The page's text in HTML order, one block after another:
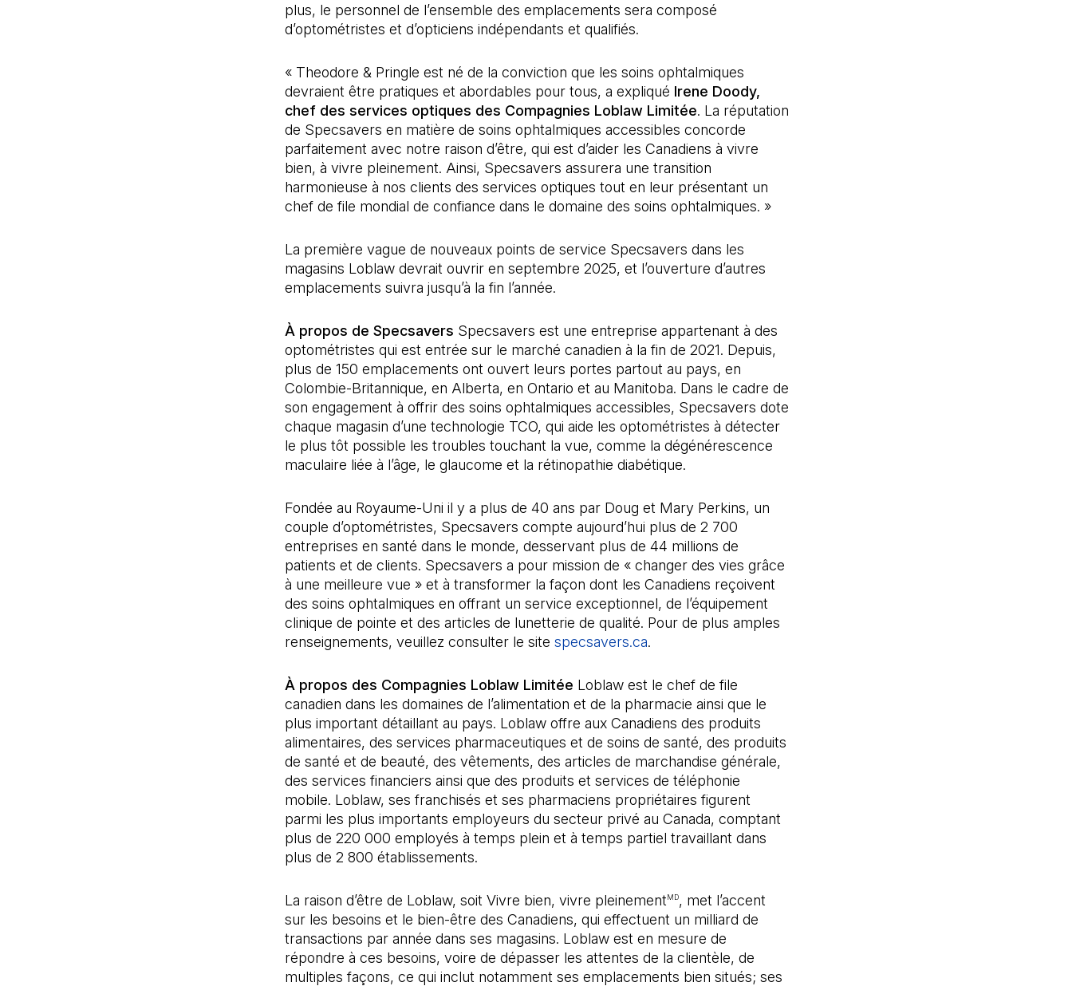
plus, le personnel de l’ensemble des emplacements sera composé
d’optométristes et d’opticiens indépendants et qualifiés.
« Theodore & Pringle est né de la conviction que les soins ophtalmiques
devraient être pratiques et abordables pour tous, a expliqué Irene Doody,
chef des services optiques des Compagnies Loblaw Limitée. La réputation
de Specsavers en matière de soins ophtalmiques accessibles concorde
parfaitement avec notre raison d’être, qui est d’aider les Canadiens à vivre
bien, à vivre pleinement. Ainsi, Specsavers assurera une transition
harmonieuse à nos clients des services optiques tout en leur présentant un
chef de file mondial de confiance dans le domaine des soins ophtalmiques. »
La première vague de nouveaux points de service Specsavers dans les
magasins Loblaw devrait ouvrir en septembre 2025, et l’ouverture d’autres
emplacements suivra jusqu’à la fin l’année.
À propos de Specsavers Specsavers est une entreprise appartenant à des
optométristes qui est entrée sur le marché canadien à la fin de 2021. Depuis,
plus de 150 emplacements ont ouvert leurs portes partout au pays, en
Colombie-Britannique, en Alberta, en Ontario et au Manitoba. Dans le cadre de
son engagement à offrir des soins ophtalmiques accessibles, Specsavers dote
chaque magasin d’une technologie TCO, qui aide les optométristes à détecter
le plus tôt possible les troubles touchant la vue, comme la dégénérescence
maculaire liée à l’âge, le glaucome et la rétinopathie diabétique.
Fondée au Royaume-Uni il y a plus de 40 ans par Doug et Mary Perkins, un
couple d’optométristes, Specsavers compte aujourd’hui plus de 2 700
entreprises en santé dans le monde, desservant plus de 44 millions de
patients et de clients. Specsavers a pour mission de « changer des vies grâce
à une meilleure vue » et à transformer la façon dont les Canadiens reçoivent
des soins ophtalmiques en offrant un service exceptionnel, de l’équipement
clinique de pointe et des articles de lunetterie de qualité. Pour de plus amples
renseignements, veuillez consulter le site specsavers.ca(Il s'ouvre dans un nouvel onglet)
.
À propos des Compagnies Loblaw Limitée Loblaw est le chef de file
canadien dans les domaines de l’alimentation et de la pharmacie ainsi que le
plus important détaillant au pays. Loblaw offre aux Canadiens des produits
alimentaires, des services pharmaceutiques et de soins de santé, des produits
de santé et de beauté, des vêtements, des articles de marchandise générale,
des services financiers ainsi que des produits et services de téléphonie
mobile. Loblaw, ses franchisés et ses pharmaciens propriétaires figurent
parmi les plus importants employeurs du secteur privé au Canada, comptant
plus de 220 000 employés à temps plein et à temps partiel travaillant dans
plus de 2 800 établissements.
La raison d’être de Loblaw, soit Vivre bien, vivre pleinementMD, met l’accent
sur les besoins et le bien-être des Canadiens, qui effectuent un milliard de
transactions par année dans ses magasins. Loblaw est en mesure de
répondre à ces besoins, voire de dépasser les attentes de la clientèle, de
multiples façons, ce qui inclut notamment ses emplacements bien situés; ses